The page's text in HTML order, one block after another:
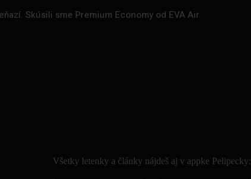
Skúsili sme Premium Economy od EVA Air
Všetky letenky a články nájdeš aj v appke Pelipecky: